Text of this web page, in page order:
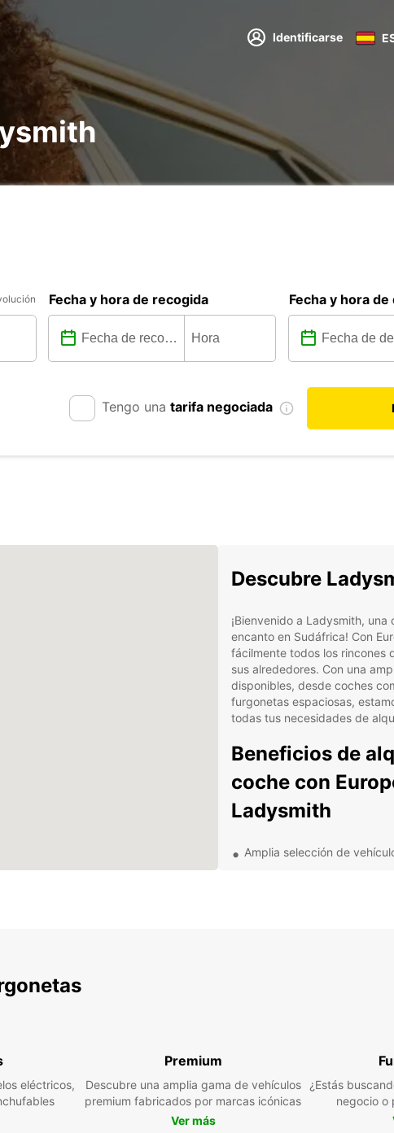
Identificarse
Fecha y hora de recogida Fecha y hora
Tengo una tarifa negociada
Descubre
¡Bienvenido a Ladysmith,
encanto en Sudáfrica! Con
fácilmente todos los rincones
sus alrededores. Con una
disponibles, desde coches
furgonetas espaciosas,
todas tus necesidades de
Beneficios de
coche con
Ladysmith
Amplia selección de
Ladysmith es conocida por su
ubicación estratégica cerca
impresionantes. Con tu coche
puedes visitar el Museo
eléctricos,
Premium
Descubre una amplia gama de vehículos
premium fabricados por marcas icónicas
Ver más
¿Estás
negocio o